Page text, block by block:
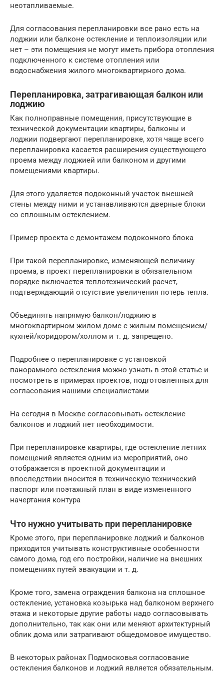
неотапливаемые.
Для согласования перепланировки все рано есть на
лоджии или балконе остекление и теплоизоляции или
нет – эти помещения не могут иметь прибора отопления
подключенного к системе отопления или
водоснабжения жилого многоквартирного дома.
Перепланировка, затрагивающая балкон или
лоджию
Как полноправные помещения, присутствующие в
технической документации квартиры, балконы и
лоджии подвергают перепланировке, хотя чаще всего
перепланировка касается расширения существующего
проема между лоджией или балконом и другими
помещениями квартиры.
Для этого удаляется подоконный участок внешней
стены между ними и устанавливаются дверные блоки
со сплошным остеклением.
Пример проекта с демонтажем подоконного блока
При такой перепланировке, изменяющей величину
проема, в проект перепланировки в обязательном
порядке включается теплотехнический расчет,
подтверждающий отсутствие увеличения потерь тепла.
Объединять напрямую балкон/лоджию в
многоквартирном жилом доме с жилым помещением/
кухней/коридором/холлом и т. д. запрещено.
Подробнее о перепланировке с установкой
панорамного остекления можно узнать в этой статье и
посмотреть в примерах проектов, подготовленных для
согласования нашими специалистами
На сегодня в Москве согласовывать остекление
балконов и лоджий нет необходимости.
При перепланировке квартиры, где остекление летних
помещений является одним из мероприятий, оно
отображается в проектной документации и
впоследствии вносится в техническую технический
паспорт или поэтажный план в виде измененного
начертания контура
Что нужно учитывать при перепланировке
Кроме этого, при перепланировке лоджий и балконов
приходится учитывать конструктивные особенности
самого дома, год его постройки, наличие на внешних
помещениях путей эвакуации и т. д.
Кроме того, замена ограждения балкона на сплошное
остекление, установка козырька над балконом верхнего
этажа и некоторые другие работы надо согласовывать
дополнительно, так как они или меняют архитектурный
облик дома или затрагивают общедомовое имущество.
В некоторых районах Подмосковья согласование
остекления балконов и лоджий является обязательным.